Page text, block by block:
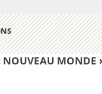
NOUVEAU MONDE